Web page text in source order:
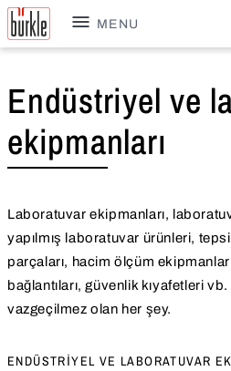
MENU
Endüstriyel ve
ekipmanları
Laboratuvar ekipmanları,
yapılmış laboratuvar ürünleri,
parçaları, hacim ölçüm
bağlantıları, güvenlik kıyafetleri
vazgeçilmez olan her şey.
ENDÜSTRIYEL VE LABORATUVAR